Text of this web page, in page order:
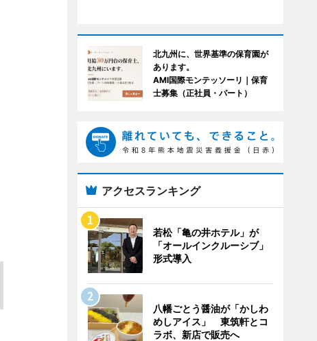
北九州に、世界基準の保育園が
あります。
AMI国際モンテッソーリ｜保育
士募集（正社員・パート）
アクセスランキング
若松「亀の井ホテル」が
「オールインクルーシブ」
形式導入
八幡ごとう醤油が「かしわ
めしアイス」 東筑軒とコ
ラボ、新店で販売へ